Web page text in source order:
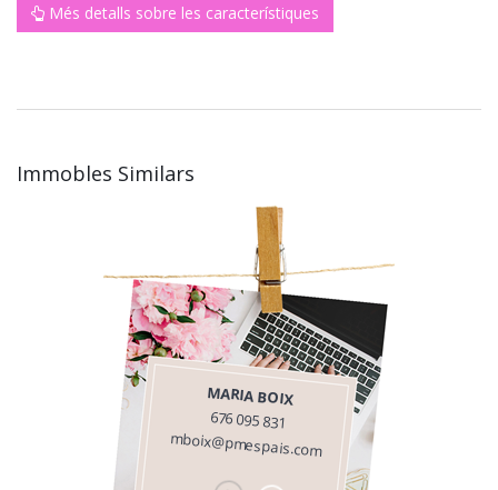
Més detalls sobre les característiques
Immobles Similars
MARIA BOIX
676 095 831
mboix@pmespais.com